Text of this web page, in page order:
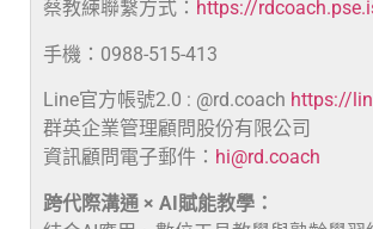
蔡教練聯繫方式： https://
手機：0988-515-413
Line官方帳號2.0 : @rd.coach https://
群英企業管理顧問股份有限公司
資訊顧問電子郵件： hi@rd.coach
跨代際溝通 × AI賦能教學：